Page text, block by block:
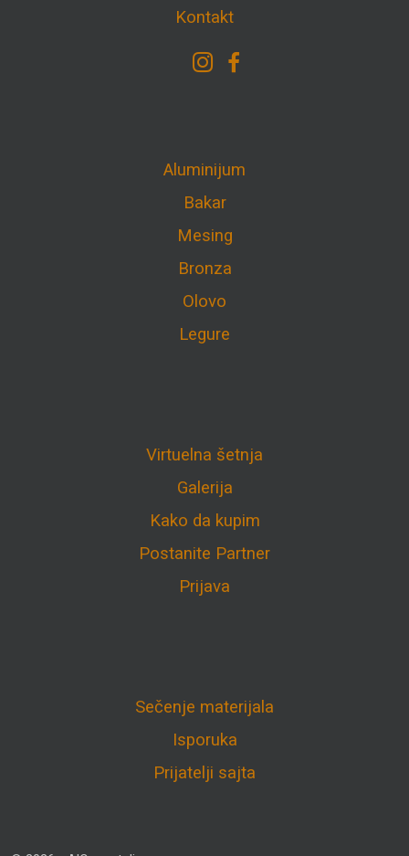
Kontakt
Aluminijum
Bakar
Mesing
Bronza
Olovo
Legure
Virtuelna šetnja
Galerija
Kako da kupim
Postanite Partner
Prijava
Sečenje materijala
Isporuka
Prijatelji sajta